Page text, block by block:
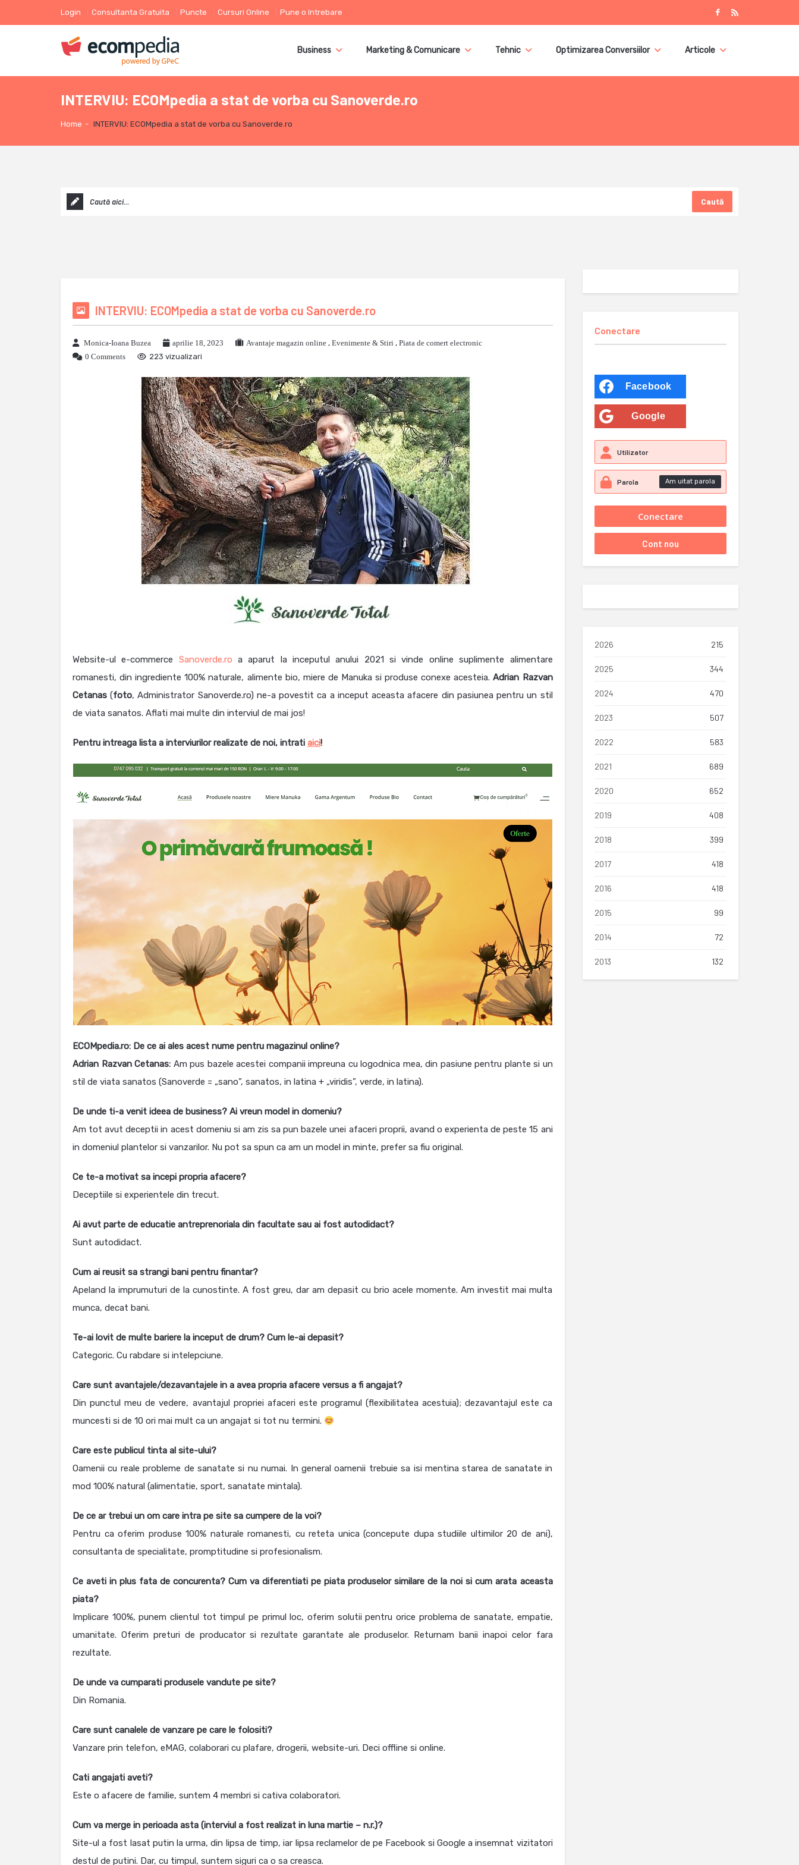
Login Consultanta Gratuita Puncte Cursuri Online Pune o întrebare
Business Marketing & Comunicare Tehnic Optimizarea Conversiilor Articole
INTERVIU: ECOMpedia a stat de vorba cu Sanoverde.ro
Home - INTERVIU: ECOMpedia a stat de vorba cu Sanoverde.ro
Caută
INTERVIU: ECOMpedia a stat de vorba cu Sanoverde.ro
Monica-Ioana Buzea aprilie 18, 2023 Avantaje magazin online , Evenimente & Stiri , Piata de comert electronic
0 Comments
223 vizualizari
Website-ul e-commerce Sanoverde.ro a aparut la inceputul anului 2021 si vinde online suplimente alimentare
romanesti, din ingrediente 100% naturale, alimente bio, miere de Manuka si produse conexe acesteia.Adrian Razvan
Cetanas (foto, Administrator Sanoverde.ro) ne-a povestit ca a inceput aceasta afacere din pasiunea pentru un stil
de viata sanatos. Aflati mai multe din interviul de mai jos!
Pentru intreaga lista a interviurilor realizate de noi, intrati aici!
ECOMpedia.ro: De ce ai ales acest nume pentru magazinul online?
Adrian Razvan Cetanas: Am pus bazele acestei companii impreuna cu logodnica mea, din pasiune pentru plante si un
stil de viata sanatos (Sanoverde = „sano”, sanatos, in latina + „viridis”, verde, in latina).
De unde ti-a venit ideea de business? Ai vreun model in domeniu?
Am tot avut deceptii in acest domeniu si am zis sa pun bazele unei afaceri proprii, avand o experienta de peste 15 ani
in domeniul plantelor si vanzarilor. Nu pot sa spun ca am un model in minte, prefer sa fiu original.
Ce te-a motivat sa incepi propria afacere?
Deceptiile si experientele din trecut.
Ai avut parte de educatie antreprenoriala din facultate sau ai fost autodidact?
Sunt autodidact.
Cum ai reusit sa strangi bani pentru finantar?
Apeland la imprumuturi de la cunostinte. A fost greu, dar am depasit cu brio acele momente. Am investit mai multa
munca, decat bani.
Te-ai lovit de multe bariere la inceput de drum? Cum le-ai depasit?
Categoric. Cu rabdare si intelepciune.
Care sunt avantajele/dezavantajele in a avea propria afacere versus a fi angajat?
Din punctul meu de vedere, avantajul propriei afaceri este programul (flexibilitatea acestuia); dezavantajul este ca
muncesti si de 10 ori mai mult ca un angajat si tot nu termini.
Care este publicul tinta al site-ului?
Oamenii cu reale probleme de sanatate si nu numai. In general oamenii trebuie sa isi mentina starea de sanatate in
mod 100% natural (alimentatie, sport, sanatate mintala).
De ce ar trebui un om care intra pe site sa cumpere de la voi?
Pentru ca oferim produse 100% naturale romanesti, cu reteta unica (concepute dupa studiile ultimilor 20 de ani),
consultanta de specialitate, promptitudine si profesionalism.
Ce aveti in plus fata de concurenta? Cum va diferentiati pe piata produselor similare de la noi si cum arata aceasta
piata?
Implicare 100%, punem clientul tot timpul pe primul loc, oferim solutii pentru orice problema de sanatate, empatie,
umanitate. Oferim preturi de producator si rezultate garantate ale produselor. Returnam banii inapoi celor fara
rezultate.
De unde va cumparati produsele vandute pe site?
Din Romania.
Care sunt canalele de vanzare pe care le folositi?
Vanzare prin telefon, eMAG, colaborari cu plafare, drogerii, website-uri. Deci offline si online.
Cati angajati aveti?
Este o afacere de familie, suntem 4 membri si cativa colaboratori.
Cum va merge in perioada asta (interviul a fost realizat in luna martie – n.r.)?
Site-ul a fost lasat putin la urma, din lipsa de timp, iar lipsa reclamelor de pe Facebook si Google a insemnat vizitatori
destul de putini. Dar, cu timpul, suntem siguri ca o sa creasca.
Conectare
Facebook
Google
Am uitat parola
2026 215
2025 344
2024 470
2023 507
2022 583
2021 689
2020 652
2019 408
2018 399
2017 418
2016 418
2015 99
2014 72
2013 132